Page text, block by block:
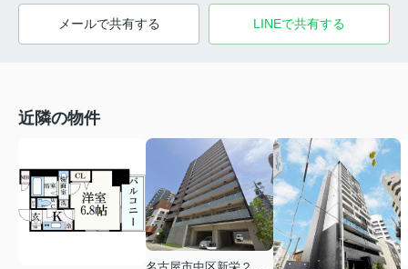
メールで共有する LINEで共有する
近隣の物件